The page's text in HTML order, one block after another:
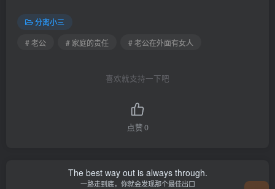
分离小三
# 老公
# 家庭的责任 # 老公在外面有女人
喜欢就支持一下吧
点赞0
The best way out is always through.
一路走到底，你就会发现那个最佳出口